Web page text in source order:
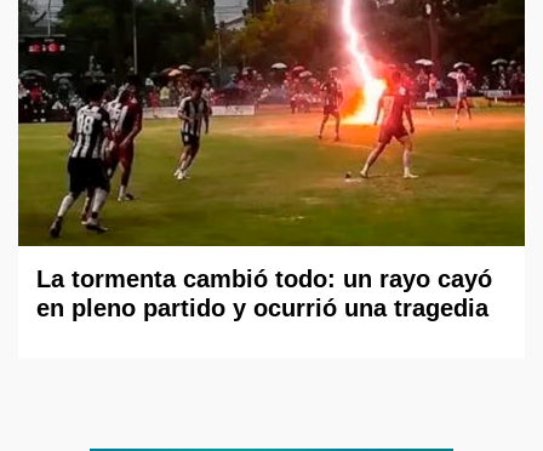
La tormenta cambió todo: un rayo cayó
en pleno partido y ocurrió una tragedia